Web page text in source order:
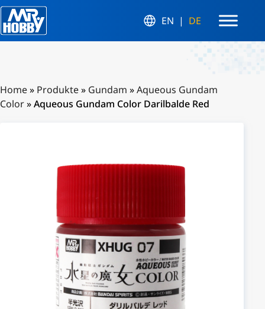
EN DE
Home» Produkte» Gundam »Aqueous Gundam
Color»Aqueous Gundam Color Darilbalde Red